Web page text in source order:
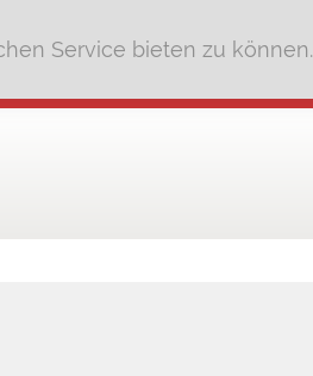
Service bieten zu können.